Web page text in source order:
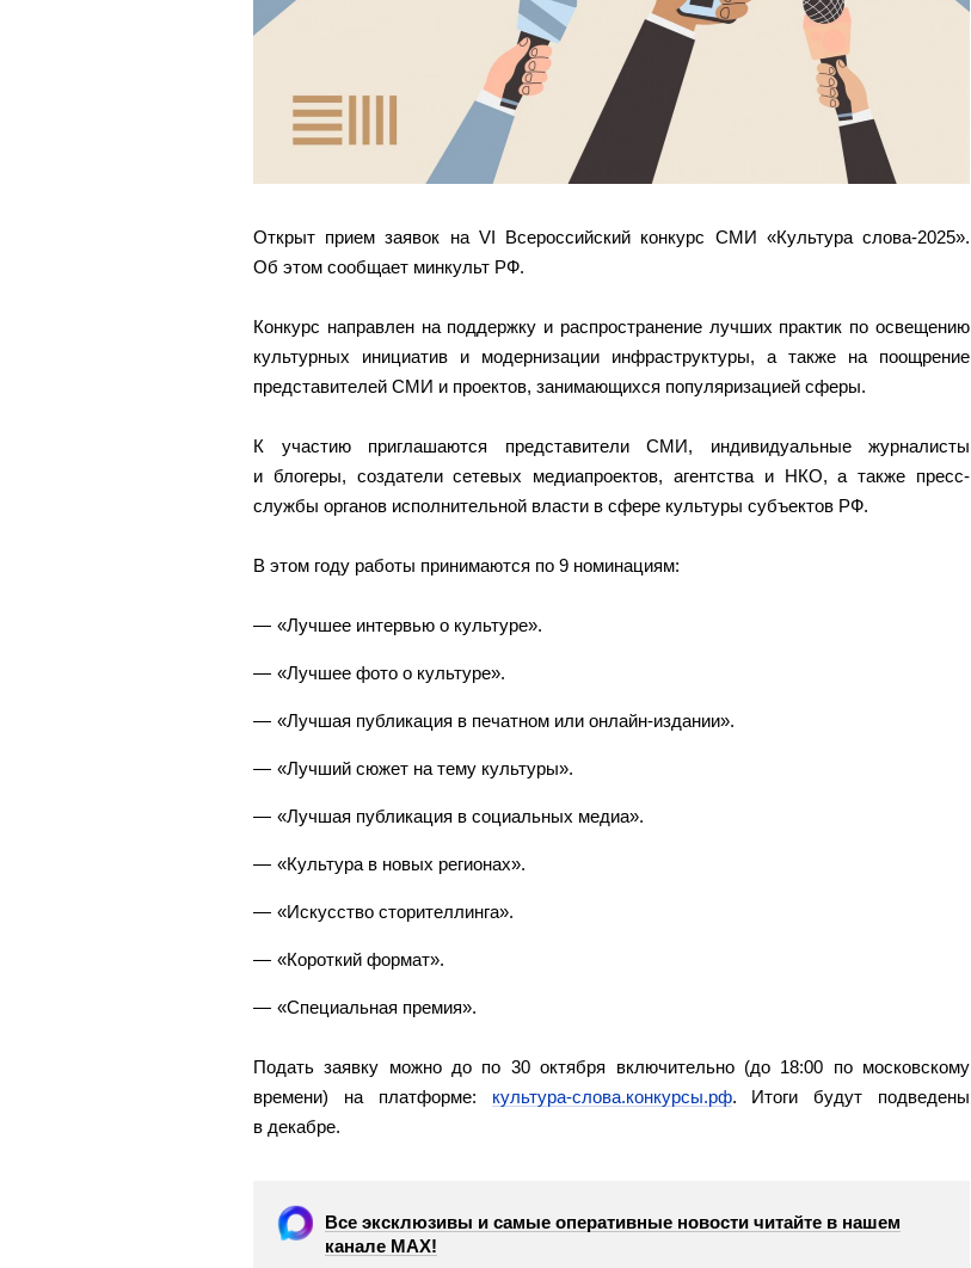
Открыт прием заявок на VI Всероссийский конкурс СМИ «Культура слова-2025».
Об этом сообщает минкульт РФ.
Конкурс направлен на поддержку и распространение лучших практик по освещению
культурных инициатив и модернизации инфраструктуры, а также на поощрение
представителей СМИ и проектов, занимающихся популяризацией сферы.
К участию приглашаются представители СМИ, индивидуальные журналисты
и блогеры, создатели сетевых медиапроектов, агентства и НКО, а также пресс-
службы органов исполнительной власти в сфере культуры субъектов РФ.
В этом году работы принимаются по 9 номинациям:
«Лучшее интервью о культуре».
«Лучшее фото о культуре».
«Лучшая публикация в печатном или онлайн-издании».
«Лучший сюжет на тему культуры».
«Лучшая публикация в социальных медиа».
«Культура в новых регионах».
«Искусство сторителлинга».
«Короткий формат».
«Специальная премия».
Подать заявку можно до по 30 октября включительно (до 18:00 по московскому
времени) на платформе: культура-слова.конкурсы.рф. Итоги будут подведены
в декабре.
Все эксклюзивы и самые оперативные новости читайте в нашем
канале МАХ!